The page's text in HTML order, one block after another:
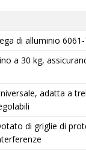
di alluminio
a 30 kg,
adatta a
di griglie di